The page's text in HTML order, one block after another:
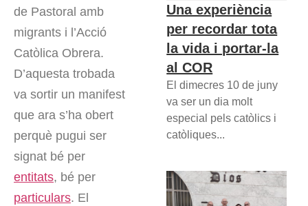
de Pastoral amb
migrants i l’Acció
Catòlica Obrera.
D’aquesta trobada
va sortir un manifest
que ara s’ha obert
perquè pugui ser
signat bé per
entitats, bé per
particulars. El
Una experiència
per recordar tota
la vida i portar-la
al COR
El dimecres 10 de juny
va ser un dia molt
especial pels catòlics i
catòliques...